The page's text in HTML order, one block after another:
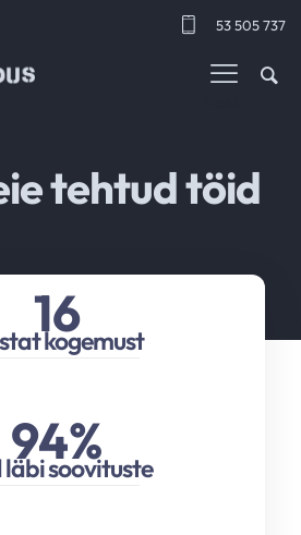
53 505 737
tehtud töid
16
kogemust
94%
soovituste